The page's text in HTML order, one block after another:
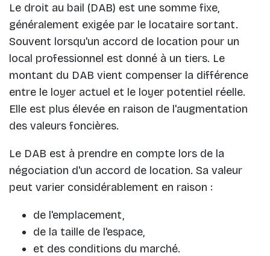
Le droit au bail (DAB) est une somme fixe,
généralement exigée par le locataire sortant.
Souvent lorsqu'un accord de location pour un
local professionnel est donné à un tiers. Le
montant du DAB vient compenser la différence
entre le loyer actuel et le loyer potentiel réelle.
Elle est plus élevée en raison de l'augmentation
des valeurs foncières.
Le DAB est à prendre en compte lors de la
négociation d'un accord de location. Sa valeur
peut varier considérablement en raison :
de l'emplacement,
de la taille de l'espace,
et des conditions du marché.